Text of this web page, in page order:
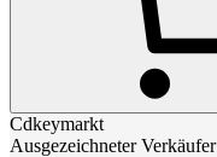
Cdkeymarkt
Ausgezeichneter Verkäufer